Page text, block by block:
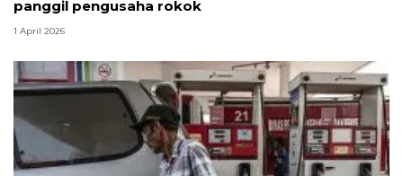
panggil pengusaha rokok
1 April 2026